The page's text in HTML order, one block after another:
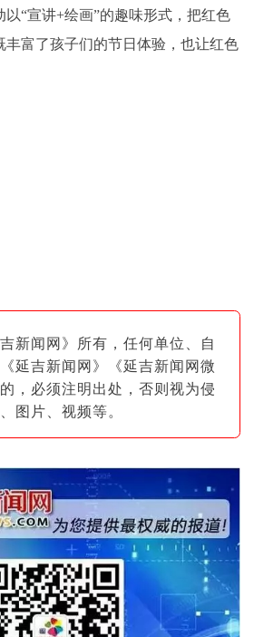
“宣讲+绘画”的趣味形式，把红色
丰富了孩子们的节日体验，也让红色
闻网》所有，任何单位、自
延吉新闻网》《延吉新闻网微
，必须注明出处，否则视为侵
图片 、视频等。